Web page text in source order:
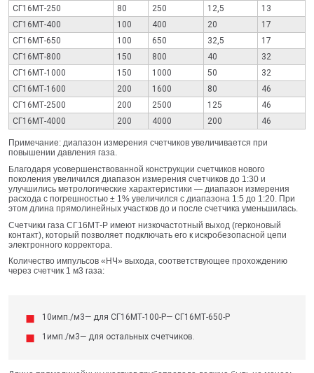
СГ16МТ-250
80 250 12,5
13
СГ16МТ-400
100 400 20
17
СГ16МТ-650
100 650 32,5
17
СГ16МТ-800
150 800 40
32
СГ16МТ-1000
150 1000 50
32
СГ16МТ-1600
200 1600 80
46
СГ16МТ-2500
200 2500 125
46
СГ16МТ-4000
200 4000 200 46
Примечание: диапазон измерения счетчиков увеличивается при
повышении давления газа.
Благодаря усовершенствованной конструкции счетчиков нового
поколения увеличился диапазон измерения счетчиков до 1:30 и
улучшились метрологические характеристики — диапазон измерения
расхода с погрешностью ± 1% увеличился с диапазона 1:5 до 1:20. При
этом длина прямолинейных участков до и после счетчика уменьшилась.
Счетчики газа СГ16МТ-Р имеют низкочастотный выход (герконовый
контакт), который позволяет подключать его к искробезопасной цепи
электронного корректора.
Количество импульсов «НЧ» выхода, соответствующее прохождению
через счетчик 1 м3 газа:
10имп./м3— для СГ16МТ-100-Р— СГ16МТ-650-Р
1имп./м3— для остальных счетчиков.